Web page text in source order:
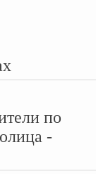
по
-